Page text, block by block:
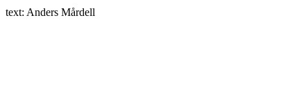
text: Anders Mårdell